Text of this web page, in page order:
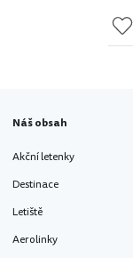
Náš obsah
Akční letenky
Destinace
Letiště
Aerolinky